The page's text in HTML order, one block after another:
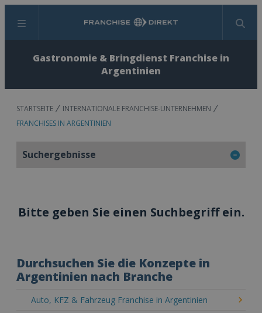
Menü Suchen
Gastronomie & Bringdienst Franchise in
Argentinien
STARTSEITE
INTERNATIONALE FRANCHISE-UNTERNEHMEN
FRANCHISES IN ARGENTINIEN
Suchergebnisse
Bitte geben Sie einen Suchbegriff ein.
Durchsuchen Sie die Konzepte in
Argentinien nach Branche
Auto, KFZ & Fahrzeug Franchise in Argentinien